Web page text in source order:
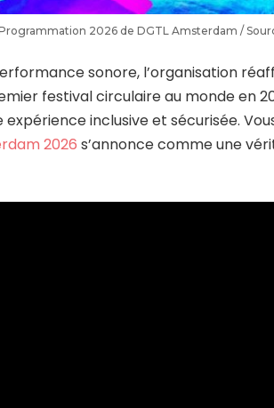
2026 de DGTL Amsterdam /
sonore, l’organisation
festival circulaire au monde en
expérience inclusive et sécurisée.
2026 s’annonce comme une